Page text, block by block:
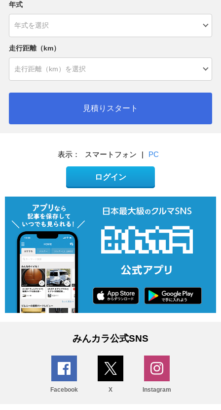
年式
走行距離（km）
見積りスタート
表示： スマートフォン | PC
ログイン
みんカラ公式SNS
Facebook X Instagram